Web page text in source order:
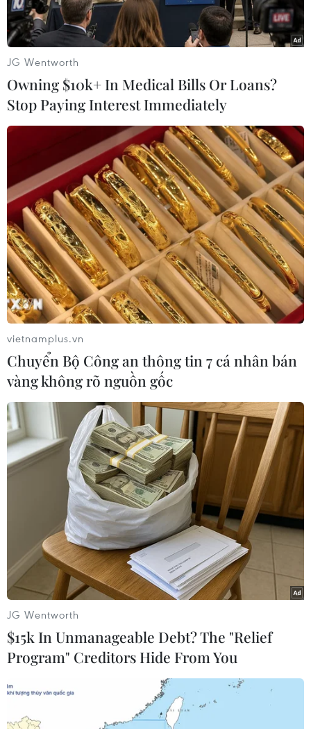
#Tàu du lịch #Khách quốc tế
#Tham quan Hạ Long
#Viking Orion
Theo dõi VietnamPlus
TIN LIÊN QUAN
Vịnh Hạ Long lọt top 24
điểm đến lý tưởng nhất thế giới năm 2024
10/10/2023 09:06
Trên trang Forbes, các chuyên gia của mạng lưới đại lý
du lịch hạng sang OvationNetwork đề xuất 24 điểm đến
lý tưởng nhất trên khắp thế giới trong năm 2024, trong
đó có Vịnh Hạ Long của Việt Nam.
JG Wentworth
Owning $10k+ In Medical Bills Or Loans?
Stop Paying Interest Immediately
vietnamplus.vn
Chuyển Bộ Công an thông tin 7 cá nhân bán
vàng không rõ nguồn gốc
JG Wentworth
$15k In Unmanageable Debt? The "Relief
Program" Creditors Hide From You